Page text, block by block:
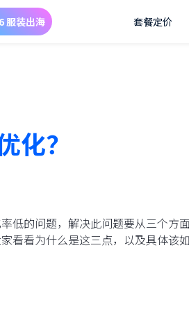
服装出海 套餐定价
化？
低的问题，解决此问题要从三个方
看看为什么是这三点，以及具体该